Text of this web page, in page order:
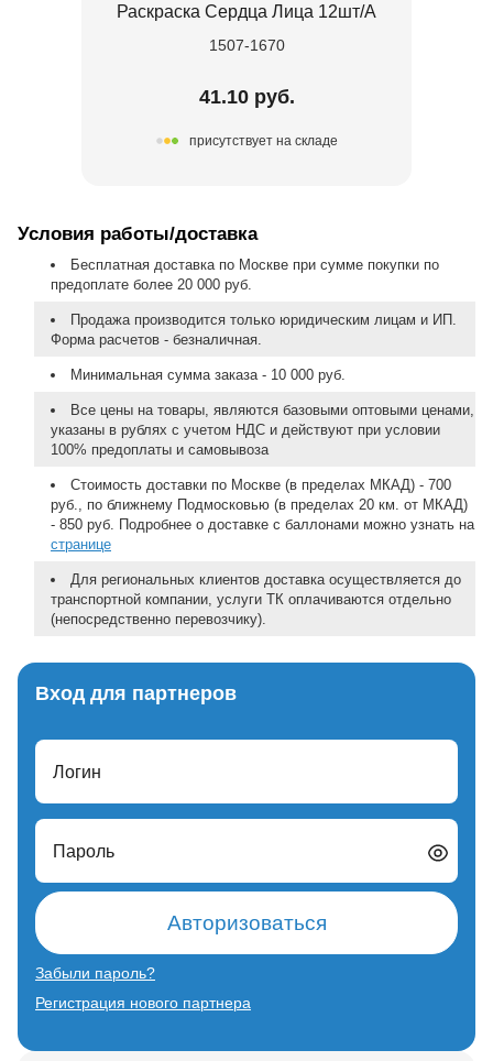
Раскраска Сердца Лица 12шт/A
1507-1670
41.10 руб.
присутствует на складе
Условия работы/доставка
Бесплатная доставка по Москве при сумме покупки по
предоплате более 20 000 руб.
Продажа производится только юридическим лицам и ИП.
Форма расчетов - безналичная.
Минимальная сумма заказа - 10 000 руб.
Все цены на товары, являются базовыми оптовыми ценами,
указаны в рублях с учетом НДС и действуют при условии
100% предоплаты и самовывоза
Стоимость доставки по Москве (в пределах МКАД) - 700
руб., по ближнему Подмосковью (в пределах 20 км. от МКАД)
- 850 руб. Подробнее о доставке с баллонами можно узнать на
странице
Для региональных клиентов доставка осуществляется до
транспортной компании, услуги ТК оплачиваются отдельно
(непосредственно перевозчику).
Вход для партнеров
Логин
Пароль
Авторизоваться
Забыли пароль?
Регистрация нового партнера